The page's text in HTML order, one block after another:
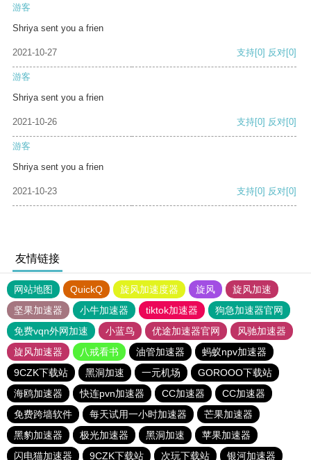
游客
Shriya sent you a frien
2021-10-27 支持[0] 反对[0]
游客
Shriya sent you a frien
2021-10-26 支持[0] 反对[0]
游客
Shriya sent you a frien
2021-10-23 支持[0] 反对[0]
友情链接
网站地图 QuickQ 旋风加速度器 旋风
旋风加速
坚果加速器
小牛加速器 tiktok加速器
狗急加速器官网
免费vqn外网加速
小蓝鸟 优途加速器官网
风驰加速器
旋风加速器
八戒看书 油管加速器
蚂蚁npv加速器
9CZK下载站
黑洞加速 一元机场
GOROOO下载站
海鸥加速器
快连pvn加速器 CC加速器
CC加速器
免费跨墙软件
每天试用一小时加速器
芒果加速器
黑豹加速器
极光加速器 黑洞加速
苹果加速器
闪电猫加速器
9CZK下载站 次玩下载站 银河加速器